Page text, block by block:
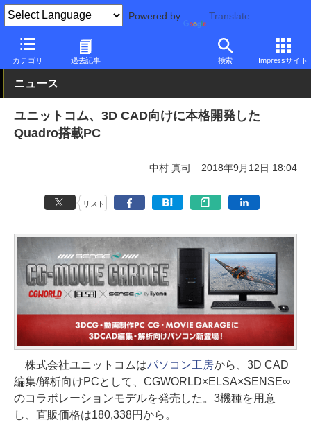
Powered by Translate
カテゴリ 過去記事 検索 Impressサイト
PC Watch パソコン/タブレット/スマートフォン デスクトップパ
ニュース
ユニットコム、3D CAD向けに本格開発した
Quadro搭載PC
中村 真司 2018年9月12日 18:04
リスト
株式会社ユニットコムはパソコン工房から、3D CAD
編集/解析向けPCとして、CGWORLD×ELSA×SENSE∞
のコラボレーションモデルを発売した。3機種を用意
し、直販価格は180,338円から。